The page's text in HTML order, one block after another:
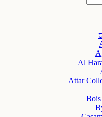
Al
Attar